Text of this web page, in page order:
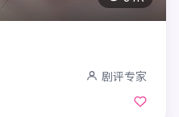
剧评专家